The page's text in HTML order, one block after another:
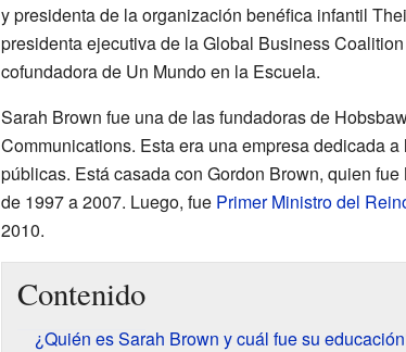
y presidenta de la organización benéfica infantil
presidenta ejecutiva de la Global Business
cofundadora de Un Mundo en la Escuela.
Sarah Brown fue una de las fundadoras de
Communications. Esta era una empresa dedicada
públicas. Está casada con Gordon Brown, quien
de 1997 a 2007. Luego, fue Primer Ministro del
2010.
Contenido
¿Quién es Sarah Brown y cuál fue su